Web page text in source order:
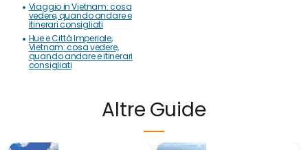
Viaggio in Vietnam: cosa
vedere, quando andare e
itinerari consigliati
Hue e Città Imperiale,
Vietnam: cosa vedere,
quando andare e itinerari
consigliati
Altre Guide